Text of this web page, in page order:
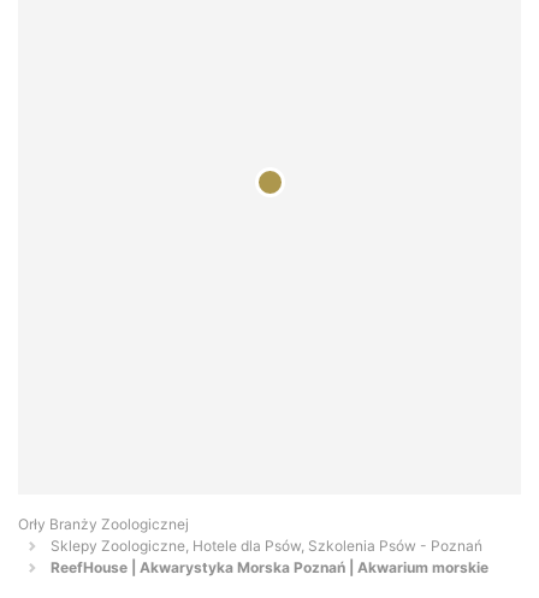
Orły Branży Zoologicznej
Sklepy Zoologiczne, Hotele dla Psów, Szkolenia Psów - Poznań
ReefHouse | Akwarystyka Morska Poznań | Akwarium morskie